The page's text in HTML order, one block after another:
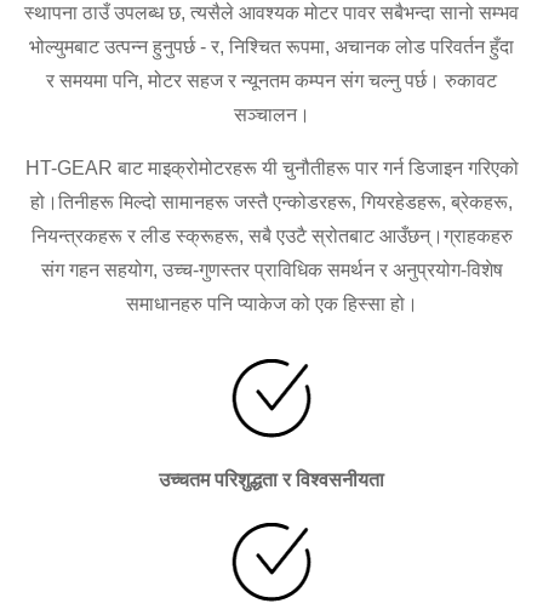
स्थापना ठाउँ उपलब्ध छ, त्यसैले आवश्यक मोटर पावर सबैभन्दा सानो सम्भव
भोल्युमबाट उत्पन्न हुनुपर्छ - र, निश्चित रूपमा, अचानक लोड परिवर्तन हुँदा
र समयमा पनि, मोटर सहज र न्यूनतम कम्पन संग चल्नु पर्छ। रुकावट
सञ्चालन।
HT-GEAR बाट माइक्रोमोटरहरू यी चुनौतीहरू पार गर्न डिजाइन गरिएको
हो।तिनीहरू मिल्दो सामानहरू जस्तै एन्कोडरहरू, गियरहेडहरू, ब्रेकहरू,
नियन्त्रकहरू र लीड स्क्रूहरू, सबै एउटै स्रोतबाट आउँछन्।ग्राहकहरु
संग गहन सहयोग, उच्च-गुणस्तर प्राविधिक समर्थन र अनुप्रयोग-विशेष
समाधानहरु पनि प्याकेज को एक हिस्सा हो।
उच्चतम परिशुद्धता र विश्वसनीयता